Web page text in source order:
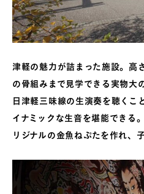
津軽の魅力が詰まった施設。高
の骨組みまで見学できる実物大
日津軽三味線の生演奏を聴くこ
イナミックな生音を堪能できる
リジナルの金魚ねぷたを作れ、